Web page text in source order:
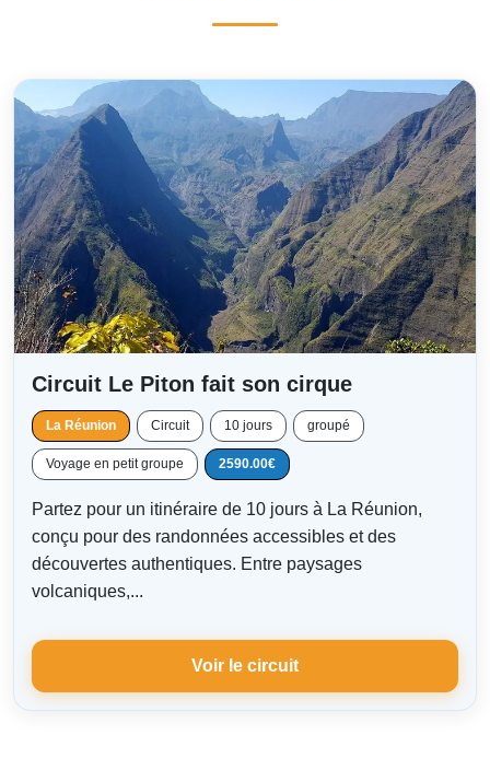
Circuit Le Piton fait son cirque
La Réunion Circuit 10 jours groupé
Voyage en petit groupe 2590.00€
Partez pour un itinéraire de 10 jours à La Réunion,
conçu pour des randonnées accessibles et des
découvertes authentiques. Entre paysages
volcaniques,...
Voir le circuit